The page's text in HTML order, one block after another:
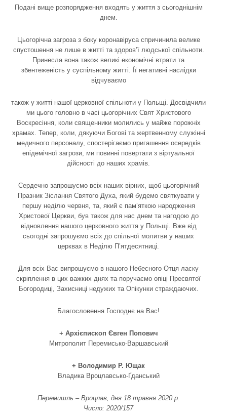
Подані вище розпорядження входять у життя з сьогоднішнім
днем.
Цьогорічна загроза з боку коронавіруса спричинила велике
спустошення не лише в житті та здоров’ї людської спільноти.
Принесла вона також великі економічні втрати та
збентеженість у суспільному житті. Її негативні наслідки
відчуваємо
також у житті нашої церковної спільноти у Польщі. Досвідчили
ми цього головно в часі цьогорічних Свят Христового
Воскресіння, коли священники молились у майже порожніх
храмах. Тепер, коли, дякуючи Богові та жертвенному служінні
медичного персоналу, спостерігаємо пригашення осередків
епідемічної загрози, ми повинні повертати з віртуальної
дійсності до наших храмів.
Сердечно запрошуємо всіх наших вірних, щоб цьогорічний
Празник Зіслання Святого Духа, який будемо святкувати у
першу неділю червня, та, який є пам’яткою народження
Христової Церкви, був також для нас днем та нагодою до
відновлення нашого церковного життя у Польщі. Вже від
сьогодні запрошуємо всіх до спільної молитви у наших
церквах в Неділю П’ятдесятниці.
Для всіх Вас випрошуємо в нашого Небесного Отця ласку
скріплення в цих важких днях та поручаємо опіці Пресвятої
Богородиці, Захисниці недужих та Опікунки страждаючих.
Благословення Господнє на Вас!
+ Архієпископ Євген Попович
Митрополит Перемисько-Варшавський
+ Володимир Р. Ющак
Владика Вроцлавсько-Ґданський
Перемишль – Вроцлав, дня 18 травня 2020 р.
Число: 2020/157